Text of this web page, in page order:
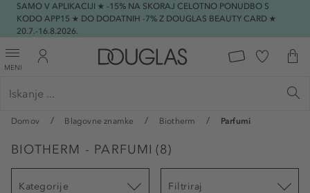
SAMO V APLIKACIJI ★ -15% NA SKORAJ CELOTNO PONUDBO S
KODO APP15 ★ DO DODATNIH -7% Z DOUGLAS BEAUTY CARD ★
20.7.-16.8.2026.
MENI
Domov Blagovne znamke Biotherm Parfumi
BIOTHERM - PARFUMI (8)
Kategorije Filtriraj